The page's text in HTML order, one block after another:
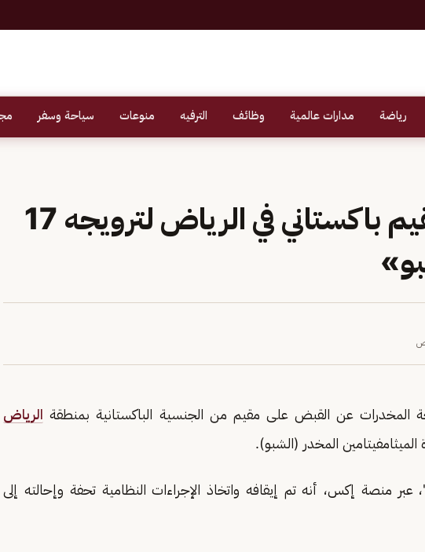
رياضة مدارات عالمية وظائف الترفيه منوعات سياحة وسفر
القبض على مقيم باكستاني في الرياض لترويجه 17
المخدرات عن القبض على مقيم من الجنسية الباكستانية بمنطقة الرياض
منصة إكس، أنه تم إيقافه واتخاذ الإجراءات النظامية تحفة وإحالته إلى